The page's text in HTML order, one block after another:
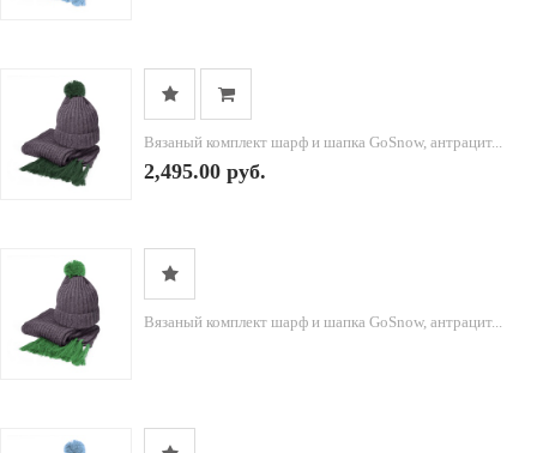
Вязаный комплект шарф и шапка GoSnow, антрацит...
2,495.00 руб.
Вязаный комплект шарф и шапка GoSnow, антрацит...